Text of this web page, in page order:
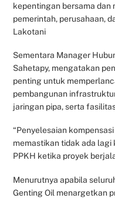
kepentingan bersama dan
pemerintah, perusahaan,
Lakotani
Sementara Manager
Sahetapy, mengatakan
penting untuk
pembangunan
jaringan pipa, serta
“Penyelesaian
memastikan tidak ada lagi
PPKH ketika proyek
Menurutnya apabila
Genting Oil menargetkan